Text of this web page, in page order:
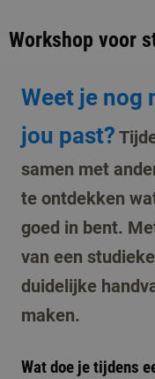
Workshop voor
Weet je nog
jou past?
samen met
te ontdekken
goed in bent.
van een
duidelijke
maken.
Wat doe je tijdens